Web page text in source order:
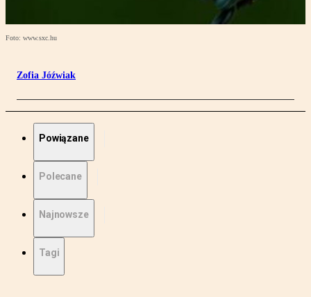
Foto: www.sxc.hu
Zofia Jóźwiak
Powiązane
Polecane
Najnowsze
Tagi